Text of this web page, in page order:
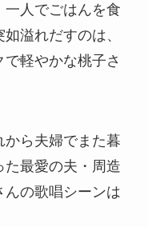
人でごはんを食
溢れだすのは、
軽やかな桃子さ
から夫婦でまた暮
た最愛の夫・周造
んの歌唱シーンは